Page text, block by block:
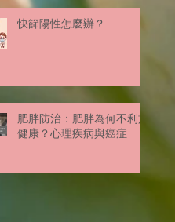
快篩陽性怎麼辦？
肥胖防治：肥胖為何不利於
健康？心理疾病與癌症